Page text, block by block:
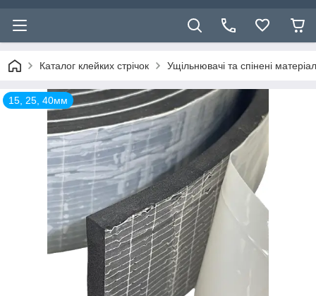
Каталог клейких стрічок Ущільнювачі та спінені
15, 25, 40мм